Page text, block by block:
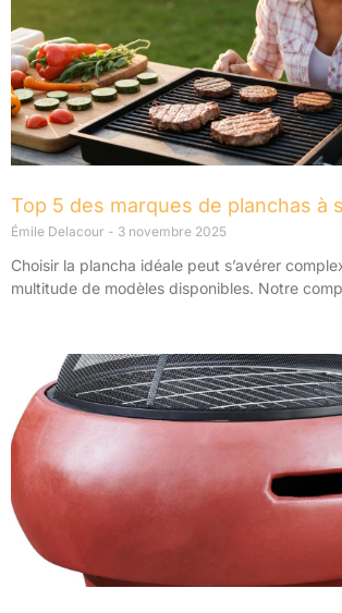
Top 5 des marques de planchas à
Émile Delacour 3 novembre 2025
Choisir la plancha idéale peut s’avérer
multitude de modèles disponibles. Notre